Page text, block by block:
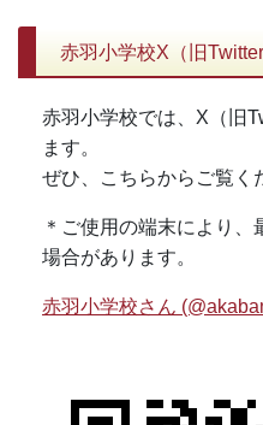
赤羽小学校X（旧
赤羽小学校では、X（旧
ます。
ぜひ、こちらからご覧く
＊ご使用の端末により
場合があります。
赤羽小学校さん